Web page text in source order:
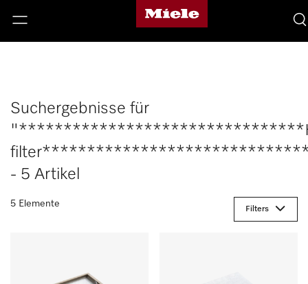
Suchergebnisse für
- 5 Artikel
5 Elemente
Filters